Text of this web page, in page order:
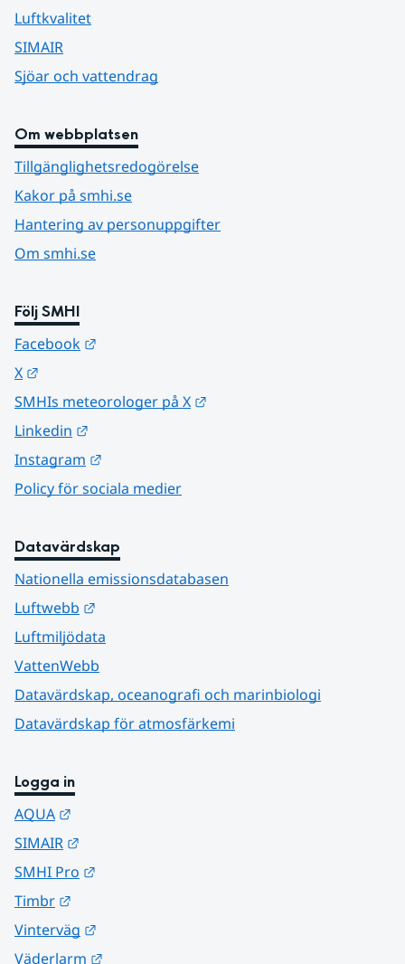
Luftkvalitet
SIMAIR
Sjöar och vattendrag
Om webbplatsen
Tillgänglighetsredogörelse
Kakor på smhi.se
Hantering av personuppgifter
Om smhi.se
Följ SMHI
Facebook
X
SMHIs meteorologer på X
Linkedin
Instagram
Policy för sociala medier
Datavärdskap
Nationella emissionsdatabasen
Luftwebb
Luftmiljödata
VattenWebb
Datavärdskap, oceanografi och marinbiologi
Datavärdskap för atmosfärkemi
Logga in
AQUA
SIMAIR
SMHI Pro
Timbr
Vinterväg
Väderlarm